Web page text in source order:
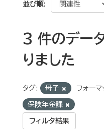
並び順
3 件のデー
りました
タグ: 母子 フォーマ
保険年金課
フィルタ結果